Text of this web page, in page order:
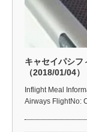
キャセイパシ
（2018/01/04）
Inflight Meal
Airways FlightNo: